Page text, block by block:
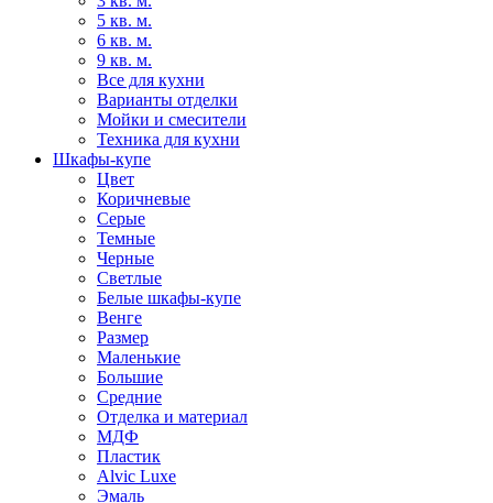
5 кв. м.
6 кв. м.
9 кв. м.
Все для кухни
Варианты отделки
Мойки и смесители
Техника для кухни
Шкафы-купе
Цвет
Коричневые
Серые
Темные
Черные
Светлые
Белые шкафы-купе
Венге
Размер
Маленькие
Большие
Средние
Отделка и материал
МДФ
Пластик
Alvic Luxe
Эмаль